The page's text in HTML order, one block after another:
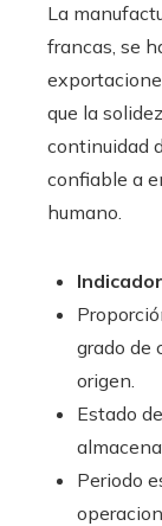
La
francas, se
que la
continuidad
confiable a
humano.
grado de
origen.
Estado
Periodo